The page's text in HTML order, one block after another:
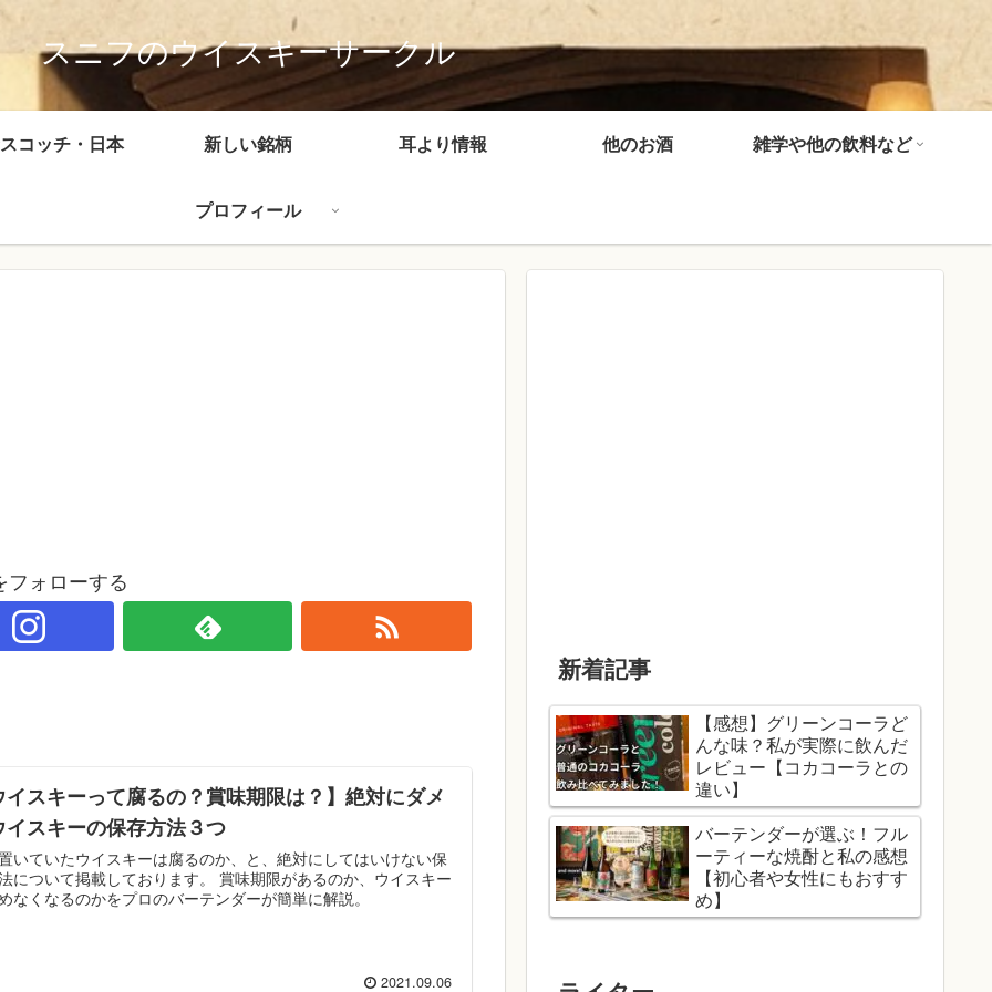
スニフのウイスキーサークル
コッチ・日本 新しい銘柄 耳より情報 他のお酒 雑学や他の飲料など
プロフィール
フォローする
イスキーって腐るの？賞味期限は？】絶対にダメ
イスキーの保存方法３つ
いていたウイスキーは腐るのか、と、絶対にしてはいけない保
について掲載しております。 賞味期限があるのか、ウイスキー
なくなるのかをプロのバーテンダーが簡単に解説。
2021.09.06
新着記事
【感想】グリーンコーラど
んな味？私が実際に飲んだ
レビュー【コカコーラとの
違い】
バーテンダーが選ぶ！フル
ーティーな焼酎と私の感想
【初心者や女性にもおすす
め】